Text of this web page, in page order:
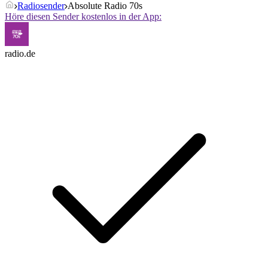
Radiosender Absolute Radio 70s
Höre diesen Sender kostenlos in der App:
radio.de